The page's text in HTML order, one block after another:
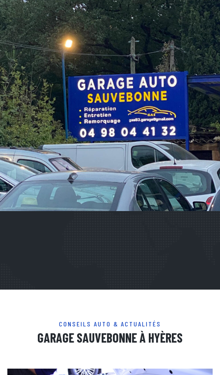
CONSEILS AUTO & ACTUALITÉS
GARAGE SAUVEBONNE À HYÈRES